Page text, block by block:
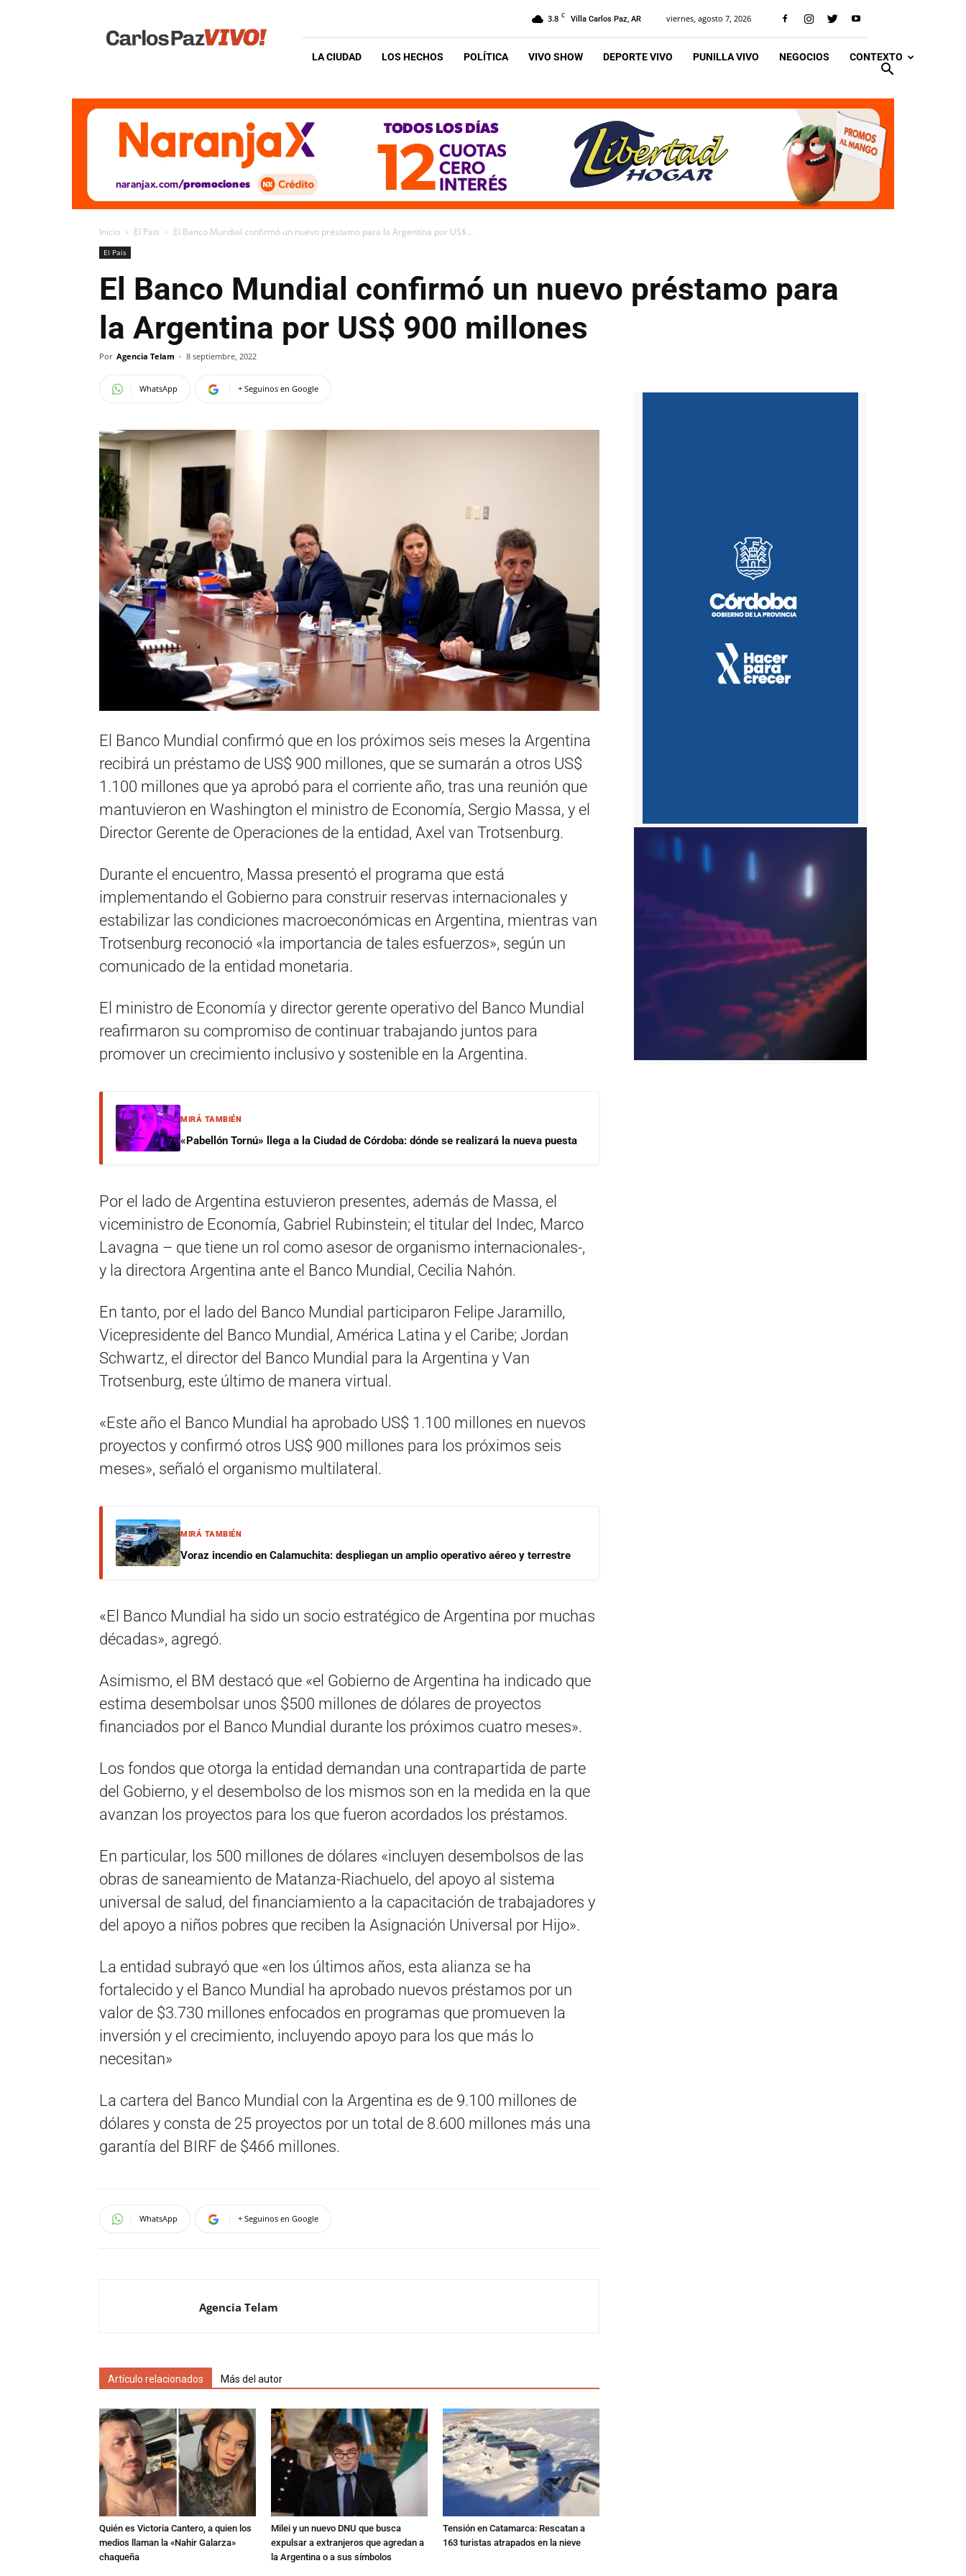
Vivo
3.8 C Villa Carlos Paz, AR viernes, agosto 7, 2026
LA CIUDAD LOS HECHOS POLÍTICA VIVO SHOW DEPORTE VIVO PUNILLA VIVO NEGOCIOS CONTEXTO
Inicio El Pais El Banco Mundial confirmó un nuevo préstamo para la Argentina por US$...
El Pais
El Banco Mundial confirmó un nuevo préstamo para
la Argentina por US$ 900 millones
Por Agencia Telam - 8 septiembre, 2022
WhatsApp + Seguinos en Google
El Banco Mundial confirmó que en los próximos seis meses la Argentina
recibirá un préstamo de US$ 900 millones, que se sumarán a otros US$
1.100 millones que ya aprobó para el corriente año, tras una reunión que
mantuvieron en Washington el ministro de Economía, Sergio Massa, y el
Director Gerente de Operaciones de la entidad, Axel van Trotsenburg.
Durante el encuentro, Massa presentó el programa que está
implementando el Gobierno para construir reservas internacionales y
estabilizar las condiciones macroeconómicas en Argentina, mientras van
Trotsenburg reconoció «la importancia de tales esfuerzos», según un
comunicado de la entidad monetaria.
El ministro de Economía y director gerente operativo del Banco Mundial
reafirmaron su compromiso de continuar trabajando juntos para
promover un crecimiento inclusivo y sostenible en la Argentina.
MIRÁ TAMBIÉN
«Pabellón Tornú» llega a la Ciudad de Córdoba: dónde se realizará la nueva puesta
Por el lado de Argentina estuvieron presentes, además de Massa, el
viceministro de Economía, Gabriel Rubinstein; el titular del Indec, Marco
Lavagna – que tiene un rol como asesor de organismo internacionales-,
y la directora Argentina ante el Banco Mundial, Cecilia Nahón.
En tanto, por el lado del Banco Mundial participaron Felipe Jaramillo,
Vicepresidente del Banco Mundial, América Latina y el Caribe; Jordan
Schwartz, el director del Banco Mundial para la Argentina y Van
Trotsenburg, este último de manera virtual.
«Este año el Banco Mundial ha aprobado US$ 1.100 millones en nuevos
proyectos y confirmó otros US$ 900 millones para los próximos seis
meses», señaló el organismo multilateral.
MIRÁ TAMBIÉN
Voraz incendio en Calamuchita: despliegan un amplio operativo aéreo y terrestre
«El Banco Mundial ha sido un socio estratégico de Argentina por muchas
décadas», agregó.
Asimismo, el BM destacó que «el Gobierno de Argentina ha indicado que
estima desembolsar unos $500 millones de dólares de proyectos
financiados por el Banco Mundial durante los próximos cuatro meses».
Los fondos que otorga la entidad demandan una contrapartida de parte
del Gobierno, y el desembolso de los mismos son en la medida en la que
avanzan los proyectos para los que fueron acordados los préstamos.
En particular, los 500 millones de dólares «incluyen desembolsos de las
obras de saneamiento de Matanza-Riachuelo, del apoyo al sistema
universal de salud, del financiamiento a la capacitación de trabajadores y
del apoyo a niños pobres que reciben la Asignación Universal por Hijo».
La entidad subrayó que «en los últimos años, esta alianza se ha
fortalecido y el Banco Mundial ha aprobado nuevos préstamos por un
valor de $3.730 millones enfocados en programas que promueven la
inversión y el crecimiento, incluyendo apoyo para los que más lo
necesitan»
La cartera del Banco Mundial con la Argentina es de 9.100 millones de
dólares y consta de 25 proyectos por un total de 8.600 millones más una
garantía del BIRF de $466 millones.
WhatsApp + Seguinos en Google
Agencia Telam
Artículo relacionados Más del autor
Quién es Victoria Cantero, a quien los
medios llaman la «Nahir Galarza»
chaqueña
Milei y un nuevo DNU que busca
expulsar a extranjeros que agredan a
la Argentina o a sus símbolos
Tensión en Catamarca: Rescatan a
163 turistas atrapados en la nieve